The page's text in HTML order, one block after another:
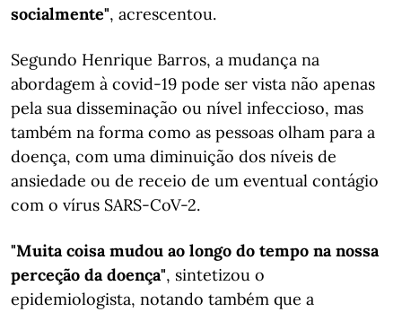
socialmente", acrescentou.
Segundo Henrique Barros, a mudança na
abordagem à covid-19 pode ser vista não apenas
pela sua disseminação ou nível infeccioso, mas
também na forma como as pessoas olham para a
doença, com uma diminuição dos níveis de
ansiedade ou de receio de um eventual contágio
com o vírus SARS-CoV-2.
"Muita coisa mudou ao longo do tempo na nossa
perceção da doença", sintetizou o
epidemiologista, notando também que a